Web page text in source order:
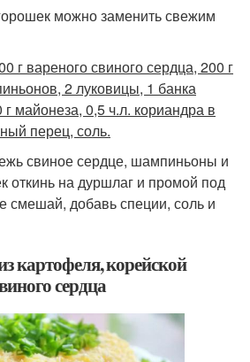
можно заменить свежим
г вареного свиного сердца, 200 г
2 луковицы, 1 банка
майонеза, 0,5 ч.л. кориандра в
перец, соль.
свиное сердце, шампиньоны и
откинь на дуршлаг и промой под
смешай, добавь специи, соль и
картофеля, корейской
сердца